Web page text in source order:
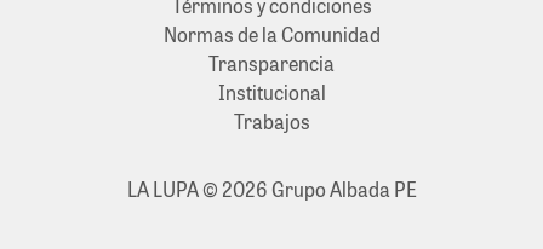
Términos y condiciones
Normas de la Comunidad
Transparencia
Institucional
Trabajos
LA LUPA © 2026 Grupo Albada PE